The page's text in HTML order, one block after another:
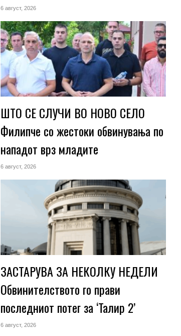
6 август, 2026
ШТО СЕ СЛУЧИ ВО НОВО СЕЛО
Филипче со жестоки обвинувања по
нападот врз младите
6 август, 2026
ЗАСТАРУВА ЗА НЕКОЛКУ НЕДЕЛИ
Обвинителството го прави
последниот потег за ‘Талир 2’
6 август, 2026